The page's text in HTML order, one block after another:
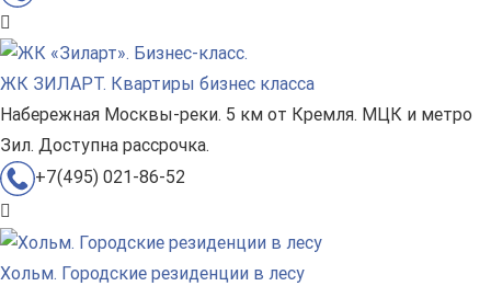
ЖК ЗИЛАРТ. Квартиры бизнес класса
Набережная Москвы-реки. 5 км от Кремля. МЦК и метро
Зил. Доступна рассрочка.
+7(495) 021-86-52
Хольм. Городские резиденции в лесу